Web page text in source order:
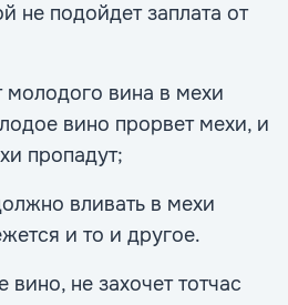
не подойдет заплата от
молодого вина в мехи
вино прорвет мехи, и
пропадут;
вливать в мехи
и то и другое.
вино, не захочет тотчас